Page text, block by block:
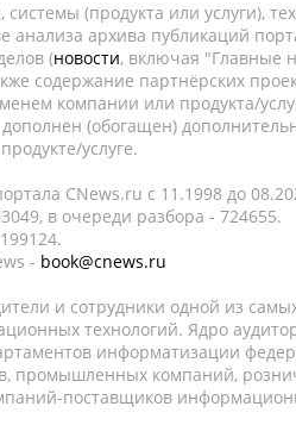
(продукта или услуги),
анализа архива публикаций
(новости, включая "Главные
содержание партнёрских
компании или продукта/
(обогащен)
услуге.
CNews.ru c 11.1998 до
в очереди разбора - 724655.
- book@cnews.ru
и сотрудники одной из
технологий. Ядро
информатизации
промышленных компаний,
поставщиков